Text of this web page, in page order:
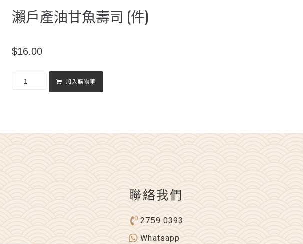
瀨戶產油甘魚壽司 (件)
$16.00
加入購物車
聯絡我們
2759 0393
Whatsapp